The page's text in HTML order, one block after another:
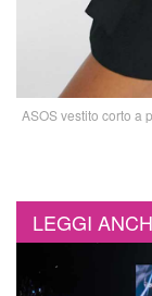
ASOS vestito corto a
LEGGI